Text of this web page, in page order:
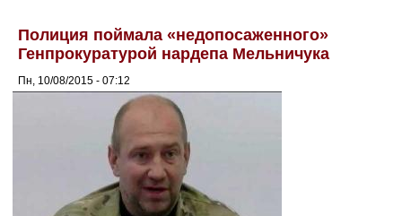
Полиция поймала «недопосаженного»
Генпрокуратурой нардепа Мельничука
Пн, 10/08/2015 - 07:12